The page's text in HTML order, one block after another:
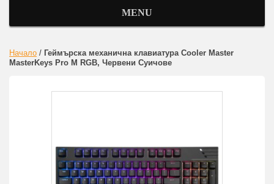
MENU
Начало / Геймърска механична клавиатура Cooler Master
MasterKeys Pro M RGB, Червени Суичове